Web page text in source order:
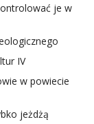
je w
IV
w powiecie
jeżdżą